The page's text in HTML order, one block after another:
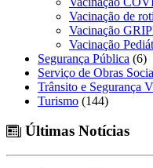
Vacinação de
Vacinação
Vacinação
Segurança Pública (6)
Serviço de Obras
Trânsito e Segurança
Turismo (144)
Últimas Notícias